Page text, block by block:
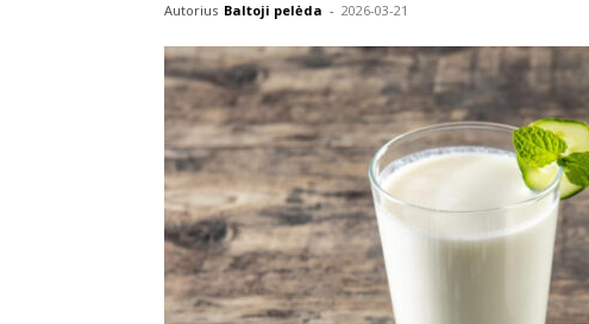
Autorius Baltoji pelėda - 2026-03-21